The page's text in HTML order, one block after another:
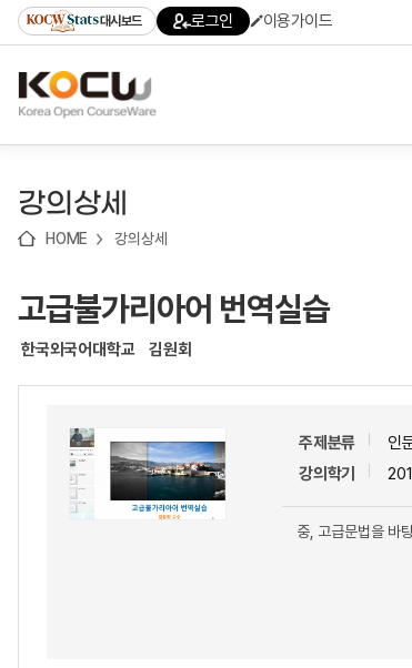
기
기
기
content)
가
대시보드 로그인 이용가이드
강의상세
HOME 강의상세
고급불가리아어 번역실습
한국외국어대학교 김원회
주제분류
인
강의학기
중, 고급문법을 바